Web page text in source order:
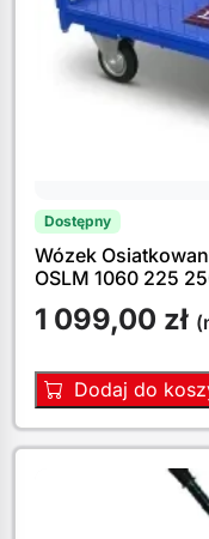
Dostępny
Wózek
OSLM 1060 225
1 099,00 zł
Dodaj do